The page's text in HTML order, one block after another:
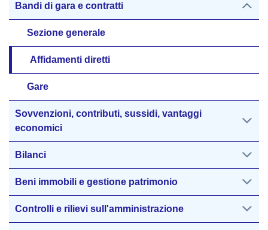
Bandi di gara e contratti
Sezione generale
Affidamenti diretti
Gare
Sovvenzioni, contributi, sussidi, vantaggi
economici
Bilanci
Beni immobili e gestione patrimonio
Controlli e rilievi sull'amministrazione